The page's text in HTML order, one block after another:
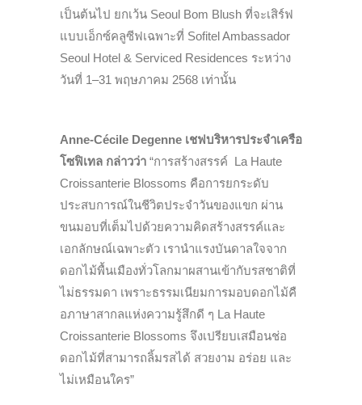
เป็นต้นไป ยกเว้น Seoul Bom Blush ที่จะเสิร์ฟ
แบบเอ็กซ์คลูซีฟเฉพาะที่ Sofitel Ambassador
Seoul Hotel & Serviced Residences ระหว่าง
วันที่ 1–31 พฤษภาคม 2568 เท่านั้น
Anne-Cécile Degenne เชฟบริหารประจำเครือ
โซฟิเทล กล่าวว่า “การสร้างสรรค์ La Haute
Croissanterie Blossoms คือการยกระดับ
ประสบการณ์ในชีวิตประจำวันของแขก ผ่าน
ขนมอบที่เต็มไปด้วยความคิดสร้างสรรค์และ
เอกลักษณ์เฉพาะตัว เรานำแรงบันดาลใจจาก
ดอกไม้พื้นเมืองทั่วโลกมาผสานเข้ากับรสชาติที่
ไม่ธรรมดา เพราะธรรมเนียมการมอบดอกไม้คื
อภาษาสากลแห่งความรู้สึกดี ๆ La Haute
Croissanterie Blossoms จึงเปรียบเสมือนช่อ
ดอกไม้ที่สามารถลิ้มรสได้ สวยงาม อร่อย และ
ไม่เหมือนใคร”